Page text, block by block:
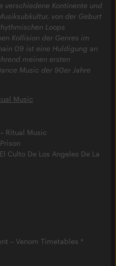
verschiedene Kontinente und
von der Geburt
Loops
Kollision der Genres im
09 ist eine Huldigung an
meinen ersten
Music der 90er Jahre
Music
Ritual Music
Culto De Los Angeles De La
– Venom Timetables *